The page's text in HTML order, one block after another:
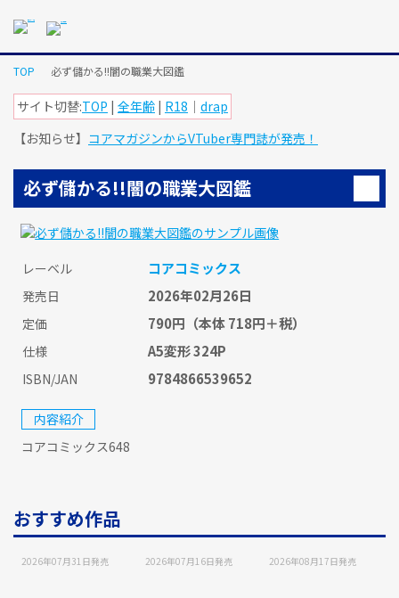
TOP 必ず儲かる!!闇の職業大図鑑
サイト切替:TOP | 全年齢 | R18 ｜ drap
【お知らせ】 コアマガジンからVTuber専門誌が発売！
必ず儲かる!!闇の職業大図鑑
レーベル コアコミックス
発売日 2026年02月26日
定価 790円 （本体 718円＋税）
仕様 A5変形 324P
ISBN/JAN 9784866539652
内容紹介
コアコミックス648
おすすめ作品
2026年07月31日発売 2026年07月16日発売 2026年08月17日発売